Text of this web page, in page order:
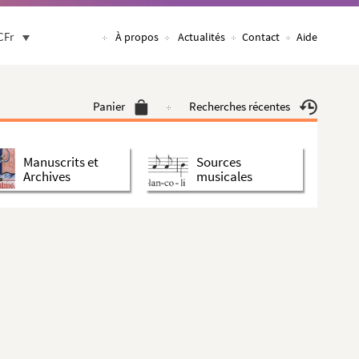
À propos Actualités Contact Aide
Panier Recherches récentes
Manuscrits et
Archives
Sources
musicales